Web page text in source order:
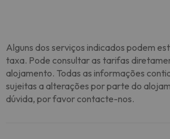
Alguns dos serviços indicados podem
taxa. Pode consultar as tarifas
alojamento. Todas as informações
sujeitas a alterações por parte do
dúvida, por favor contacte-nos.